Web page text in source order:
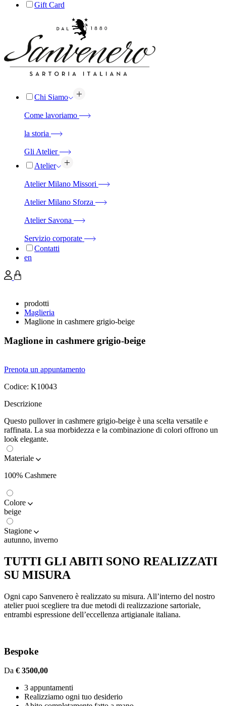
Gift Card
Chi Siamo
Come lavoriamo
la storia
Gli Atelier
Atelier
Atelier Milano Missori
Atelier Milano Sforza
Atelier Savona
Servizio corporate
Contatti
en
prodotti
Maglieria
Maglione in cashmere grigio-beige
Maglione in cashmere grigio-beige
Prenota un appuntamento
Codice: K10043
Descrizione
Questo pullover in cashmere grigio-beige è una scelta versatile e
raffinata. La sua morbidezza e la combinazione di colori offrono un
look elegante.
Materiale
100% Cashmere
Colore
beige
Stagione
autunno, inverno
TUTTI GLI ABITI SONO REALIZZATI
SU MISURA
Ogni capo Sanvenero è realizzato su misura. All’interno del nostro
atelier puoi scegliere tra due metodi di realizzazione sartoriale,
entrambi espressione dell’eccellenza artigianale italiana.
Bespoke
Da € 3500,00
3 appuntamenti
Realizziamo ogni tuo desiderio